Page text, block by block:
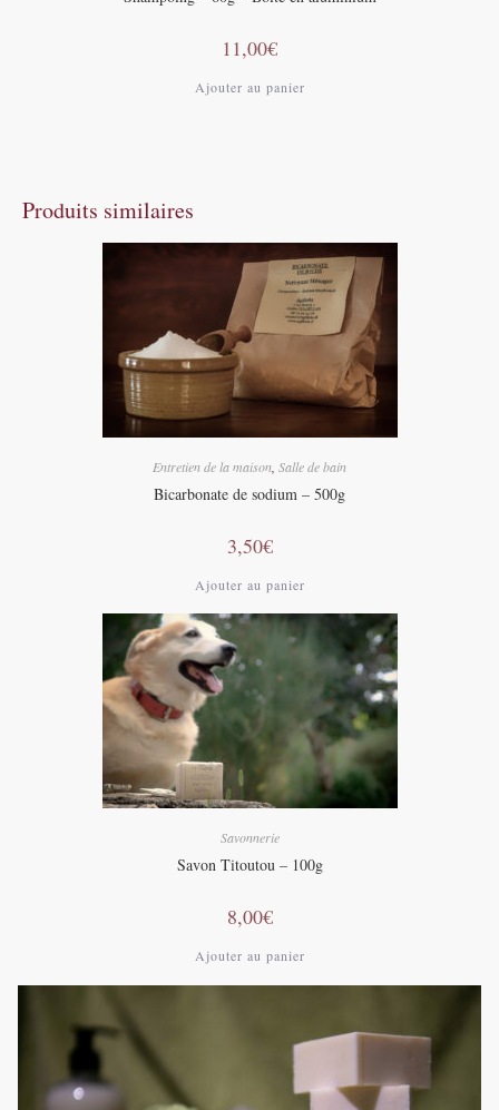
11,00€
Ajouter au panier
Produits similaires
Entretien de la maison Salle de bain
Bicarbonate de sodium – 500g
3,50€
Ajouter au panier
Savonnerie
Savon Titoutou – 100g
8,00€
Ajouter au panier